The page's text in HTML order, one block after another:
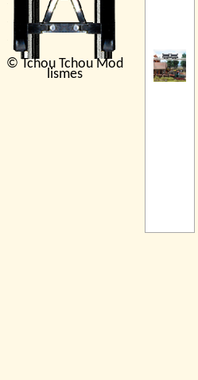
© Tchou Tchou Mod
lismes